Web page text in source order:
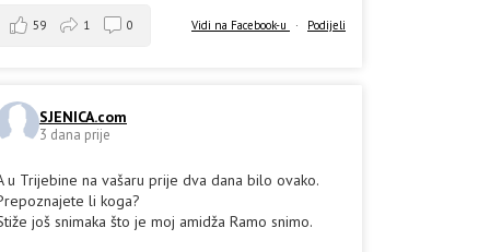
Vidi na Facebook-u · Podijeli
59 1 0
SJENICA.com
3 dana prije
u Trijebine na vašaru prije dva dana bilo ovako.
li koga?
još snimaka što je moj amidža Ramo snimo.